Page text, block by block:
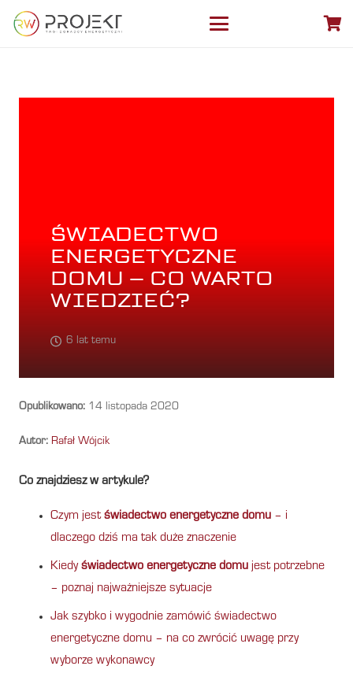
ŚWIADECTWO
ENERGETYCZNE
DOMU – CO WARTO
WIEDZIEĆ?
6 lat temu
Opublikowano: 14 listopada 2020
Autor: Rafał Wójcik
Co znajdziesz w artykule?
Czym jestświadectwo energetyczne domu – i
dlaczego dziś ma tak duże znaczenie
Kiedyświadectwo energetyczne domu jest potrzebne
– poznaj najważniejsze sytuacje
Jak szybko i wygodnie zamówić świadectwo
energetyczne domu – na co zwrócić uwagę przy
wyborze wykonawcy